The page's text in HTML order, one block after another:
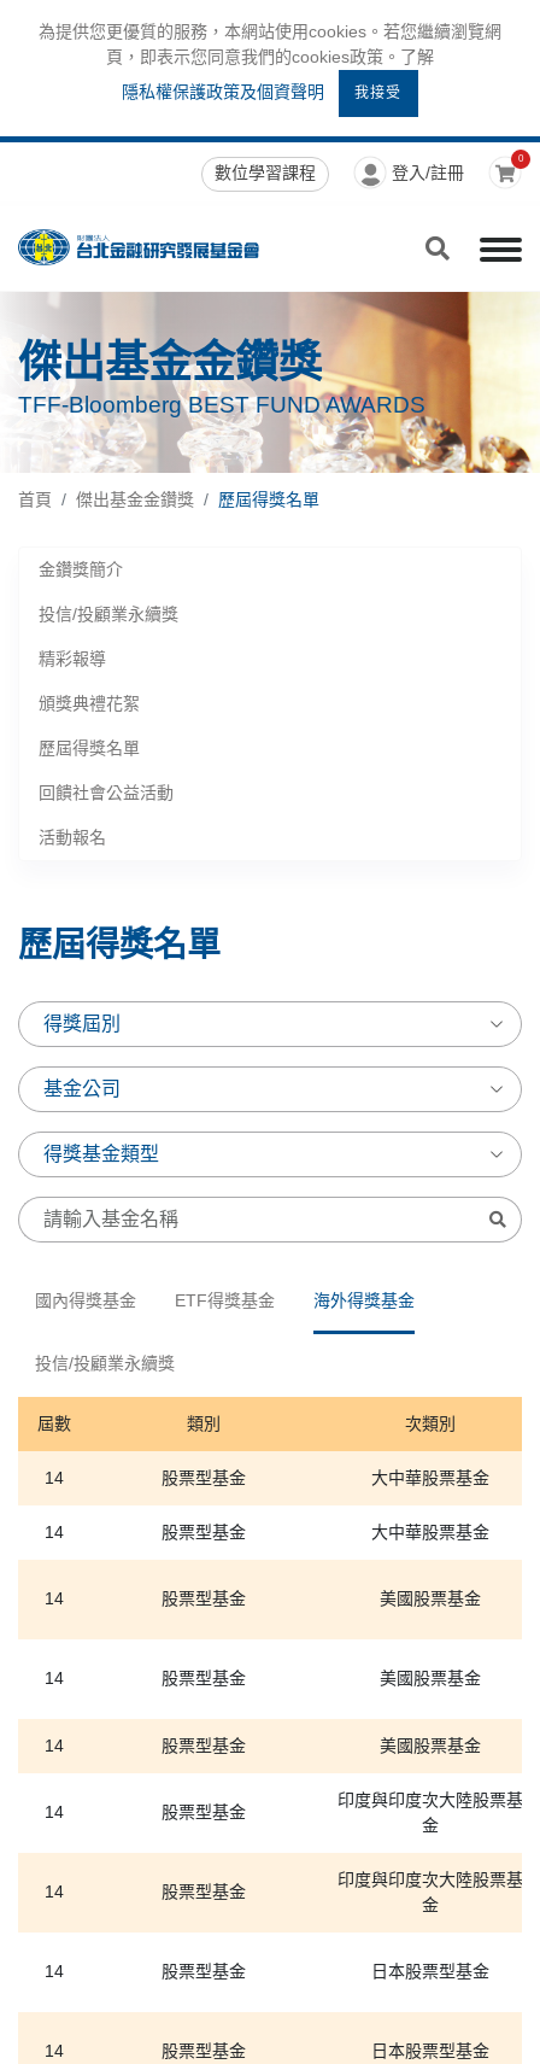
為提供您更優質的服務，本網站使用cookies。若您繼續瀏覽網
頁，即表示您同意我們的cookies政策。了解
隱私權保護政策及個資聲明
我接受
數位學習課程 登入/註冊
0
傑出基金金鑽獎
TFF-Bloomberg BEST FUND AWARDS
首頁 傑出基金金鑽獎 歷屆得獎名單
金鑽獎簡介
投信/投顧業永續獎
精彩報導
頒獎典禮花絮
歷屆得獎名單
回饋社會公益活動
活動報名
歷屆得獎名單
國內得獎基金 ETF得獎基金 海外得獎基金
投信/投顧業永續獎
屆數 類別 次類別
14 股票型基金 大中華股票基金
14 股票型基金 大中華股票基金
14 股票型基金 美國股票基金
14 股票型基金 美國股票基金
14 股票型基金 美國股票基金
14 股票型基金
印度與印度次大陸股票基
金
14 股票型基金
印度與印度次大陸股票基
金
14 股票型基金 日本股票型基金
14 股票型基金 日本股票型基金